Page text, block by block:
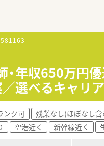
581163
・年収650万円
／選べるキャリ
ンク可 残業なし(ほぼなし含
空港近く 新幹線近く